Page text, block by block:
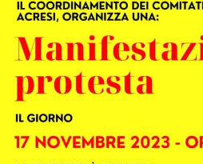
SANITÀ
SPORT
CULTURA
AMBIENTE
Streaming